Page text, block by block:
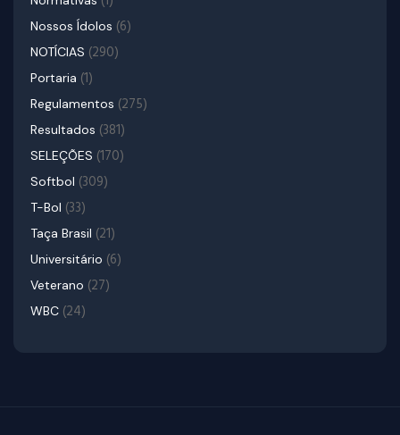
Nossos Ídolos (6)
NOTÍCIAS (290)
Portaria (1)
Regulamentos (275)
Resultados (381)
SELEÇÕES (170)
Softbol (309)
T-Bol (33)
Taça Brasil (21)
Universitário (6)
Veterano (27)
WBC (24)